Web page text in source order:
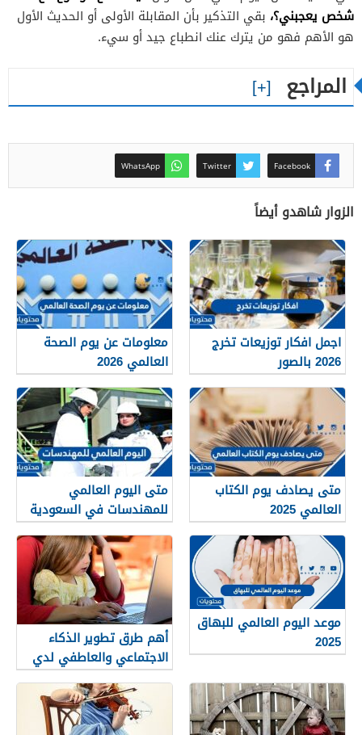
شخص يعجبني؟، بقي التذكير بأن المقابلة الأولى أو الحديث الأول
هو الأهم فهو من يترك عنك انطباع جيد أو سيء.
المراجع
Facebook
Twitter
WhatsApp
الزوار شاهدو أيضاً
اجمل افكار توزيعات تخرج
2026 بالصور
معلومات عن يوم الصحة
العالمي 2026
متى يصادف يوم الكتاب
العالمي 2025
متى اليوم العالمي
للمهندسات في السعودية
والدول العربية 2025
موعد اليوم العالمي للبهاق
2025
أهم طرق تطوير الذكاء
الاجتماعي والعاطفي لدي
الأطفال